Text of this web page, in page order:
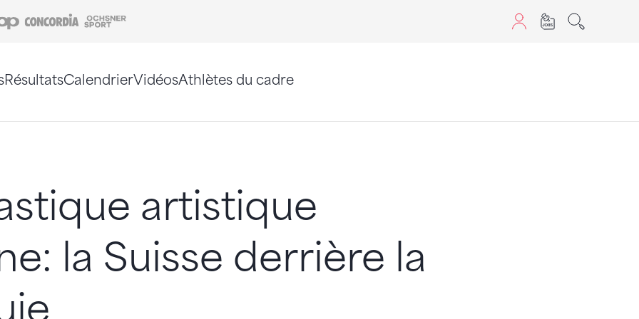
Coop Concordia
RésultatsCalendrierVidéosAthlètes du cadre
artistique
la Suisse derrière la